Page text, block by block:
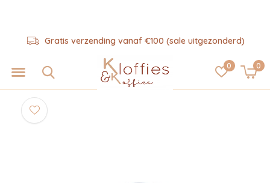
0 0
Gratis verzending vanaf €100 (sale uitgezonderd)